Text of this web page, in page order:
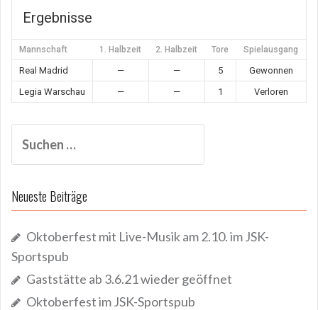
Ergebnisse
Mannschaft 1. Halbzeit 2. Halbzeit Tore Spielausgang
Real Madrid — — 5
Gewonnen
Legia Warschau
— — 1 Verloren
nach:
Neueste Beiträge
Oktoberfest mit Live-Musik am 2.10. im JSK-
Sportspub
Gaststätte ab 3.6.21 wieder geöffnet
Oktoberfest im JSK-Sportspub